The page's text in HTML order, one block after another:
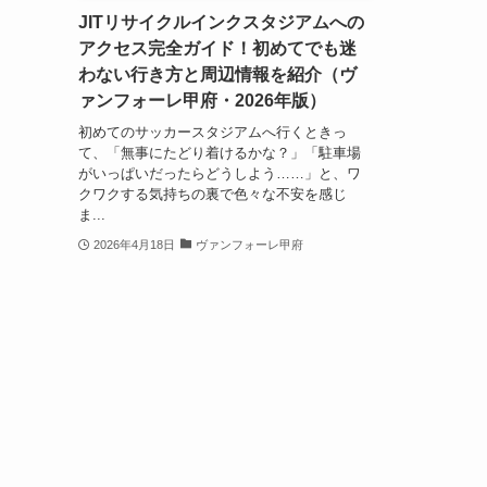
JITリサイクルインクスタジアムへの
アクセス完全ガイド！初めてでも迷
わない行き方と周辺情報を紹介（ヴ
ァンフォーレ甲府・2026年版）
初めてのサッカースタジアムへ行くときっ
て、「無事にたどり着けるかな？」「駐車場
がいっぱいだったらどうしよう……」と、ワ
クワクする気持ちの裏で色々な不安を感じ
ま...
2026年4月18日 ヴァンフォーレ甲府